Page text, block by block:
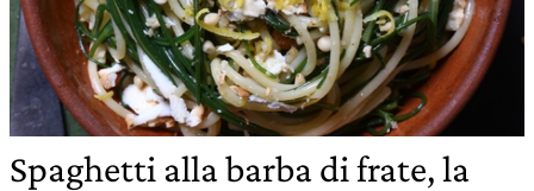
Spaghetti alla barba di frate, la